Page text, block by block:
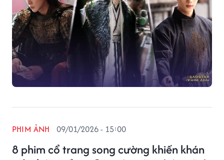
8 phim cổ trang song cường khiến khán
PHIM ẢNH 09/01/2026 - 15:00